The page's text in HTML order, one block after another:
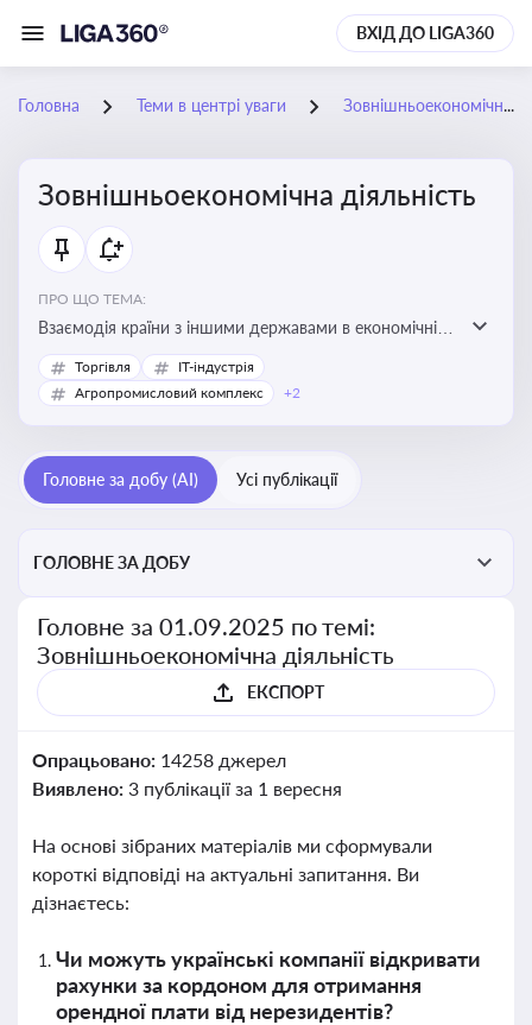
ВХІД ДО LIGA360
Головна Теми в центрі уваги Зовнішньоекономічна діяльність
Зовнішньоекономічна діяльність
ПРО ЩО ТЕМА:
Взаємодія країни з іншими державами в економічній
сфері, включаючи експорт та імпорт товарів і послуг,
міжнародні фінансові операції, інвестиції, торгівлю,
Торгівля
IT-індустрія
Агропромисловий комплекс
+2
Головне за добу (AI) Усі публікації
ГОЛОВНЕ ЗА ДОБУ
Головне за 01.09.2025 по темі:
Зовнішньоекономічна діяльність
ЕКСПОРТ
Опрацьовано: 14258 джерел
Виявлено: 3 публікації за 1 вересня
На основі зібраних матеріалів ми сформували
короткі відповіді на актуальні запитання. Ви
дізнаєтесь:
Чи можуть українські компанії відкривати
рахунки за кордоном для отримання
орендної плати від нерезидентів?